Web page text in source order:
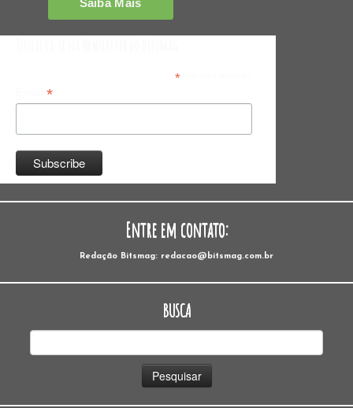
*indicates required
*
Entre em contato:
Redação Bitsmag: redacao@bitsmag.com.br
BUSCA